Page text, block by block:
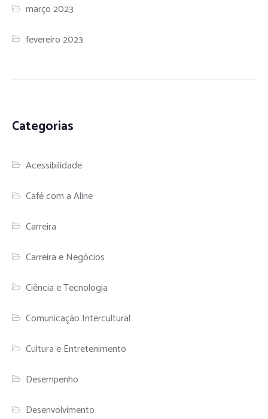
março 2023
fevereiro 2023
Categorias
Acessibilidade
Café com a Aline
Carreira
Carreira e Negócios
Ciência e Tecnologia
Comunicação Intercultural
Cultura e Entretenimento
Desempenho
Desenvolvimento